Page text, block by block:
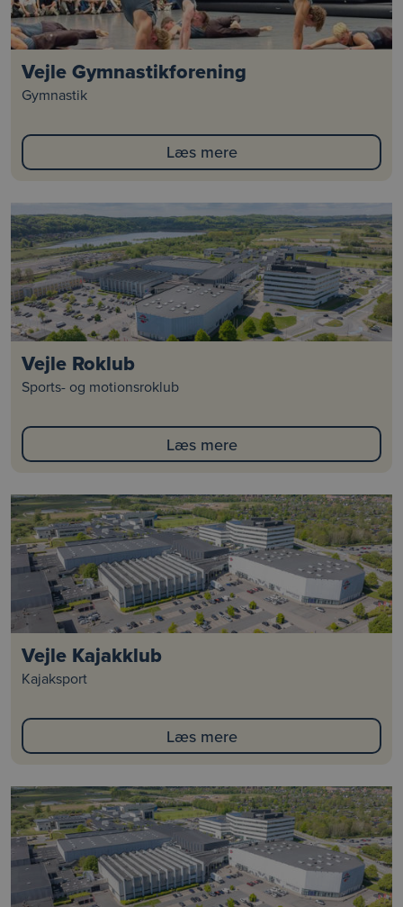
Vejle Gymnastikforening
Gymnastik
Læs mere
Vejle Roklub
Sports- og motionsroklub
Læs mere
Vejle Kajakklub
Kajaksport
Læs mere